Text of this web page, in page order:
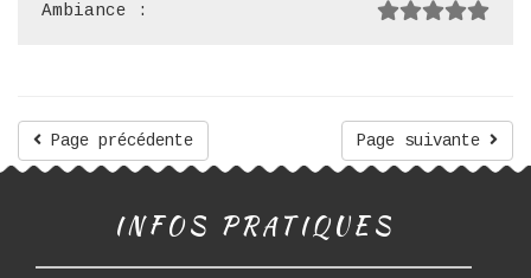
Ambiance :
Page suivante
Page précédente
INFOS PRATIQUES